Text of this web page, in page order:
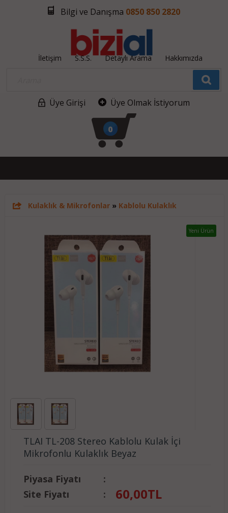
Bilgi ve Danışma 0850 850 2820
İletişim S.S.S. Detaylı Arama Hakkımızda
Üye Girişi Üye Olmak İstiyorum
0
Kulaklık & Mikrofonlar» Kablolu Kulaklık
Yeni Ürün
TLAI TL-208 Stereo Kablolu Kulak İçi
Mikrofonlu Kulaklık Beyaz
Piyasa Fiyatı
:
Site Fiyatı
: 60,00TL